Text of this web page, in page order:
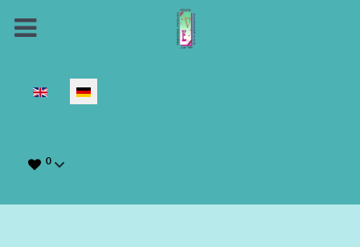
Sprache auswählen
0